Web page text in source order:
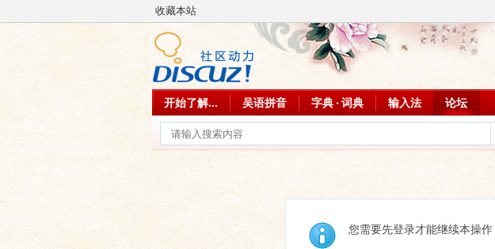
收藏本站
开始了解... 吴语拼音 字典 · 词典 输入法 论坛
您需要先登录才能继续本操作